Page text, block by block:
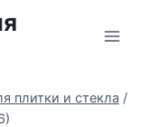
плитки и стекла /